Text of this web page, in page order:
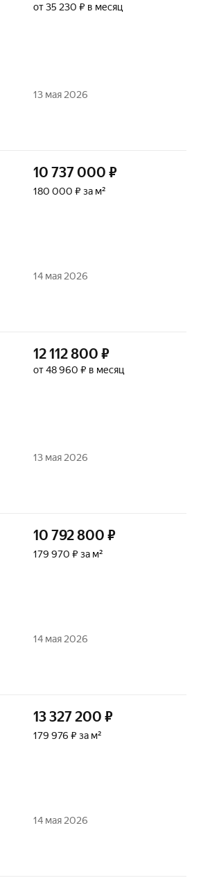
от 35 230 ₽ в месяц
13 мая 2026
10 737 000 ₽
180 000 ₽ за м²
14 мая 2026
12 112 800 ₽
от 48 960 ₽ в месяц
13 мая 2026
10 792 800 ₽
179 970 ₽ за м²
14 мая 2026
13 327 200 ₽
179 976 ₽ за м²
14 мая 2026